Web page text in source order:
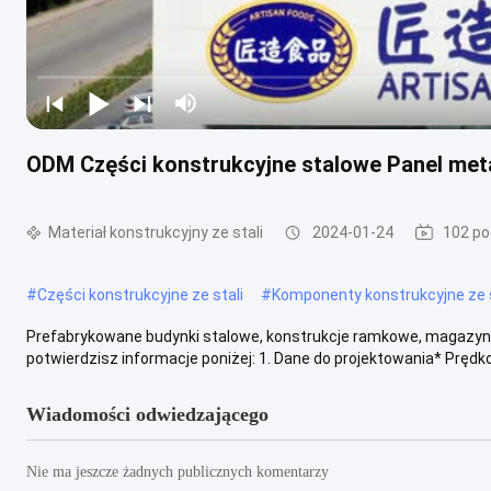
ODM Części konstrukcyjne stalowe Panel
Materiał konstrukcyjny ze stali 2024-01-24 102
#Części konstrukcyjne ze stali #Komponenty konstrukcyjne ze
Prefabrykowane budynki stalowe, konstrukcje ramkowe,
potwierdzisz informacje poniżej: 1. Dane do projektowania*
Wiadomości odwiedzającego
Nie ma jeszcze żadnych publicznych komentarzy